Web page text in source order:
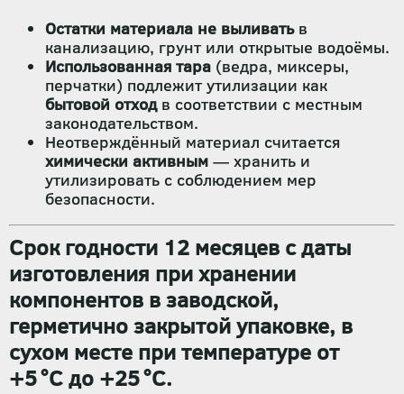
Остатки материала не выливатьв
канализацию, грунт или открытые водоёмы.
Использованная тара (ведра, миксеры,
перчатки) подлежит утилизации как
бытовой отходв соответствии с местным
законодательством.
Неотверждённый материал считается
химически активным — хранить и
утилизировать с соблюдением мер
безопасности.
Срок годности 12 месяцев с даты
изготовления при хранении
компонентов взаводской,
герметично закрытой упаковке, в
сухом месте при температуре от
+5 °C до +25 °C.